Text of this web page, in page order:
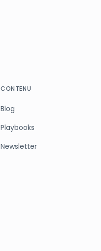
CONTENU
Blog
Playbooks
Newsletter